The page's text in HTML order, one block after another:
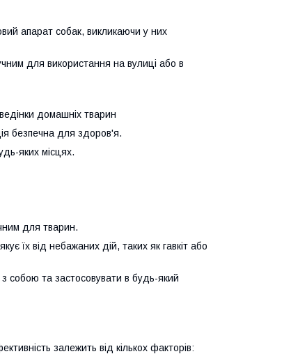
апарат собак, викликаючи у них
для використання на вулиці або в
домашніх тварин
безпечна для здоров'я.
яких місцях.
для тварин.
їх від небажаних дій, таких як гавкіт або
собою та застосовувати в будь-який
залежить від кількох факторів: